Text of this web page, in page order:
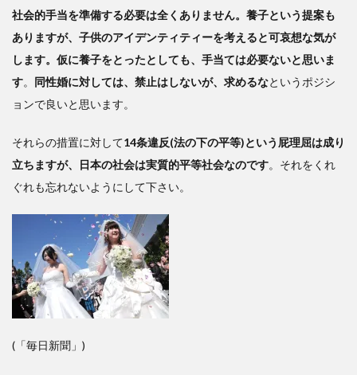
社会的手当を準備する必要は全くありません。養子という提案も
ありますが、子供のアイデンティティーを考えると可哀想な気が
します。仮に養子をとったとしても、手当ては必要ないと思いま
す。 同性婚に対しては、禁止はしないが、求めるなというポジシ
ョンで良いと思います。
それらの措置に対して14条違反(法の下の平等)という屁理屈は成り
立ちますが、日本の社会は実質的平等社会なのです。それをくれ
ぐれも忘れないようにして下さい。
(「毎日新聞」)